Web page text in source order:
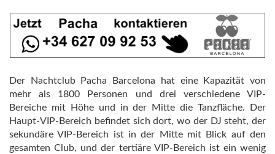
Der Nachtclub Pacha Barcelona hat eine Kapazität von
mehr als 1800 Personen und drei verschiedene VIP-
Bereiche mit Höhe und in der Mitte die Tanzfläche. Der
Haupt-VIP-Bereich befindet sich dort, wo der DJ steht, der
sekundäre VIP-Bereich ist in der Mitte mit Blick auf den
gesamten Club, und der tertiäre VIP-Bereich ist ein wenig